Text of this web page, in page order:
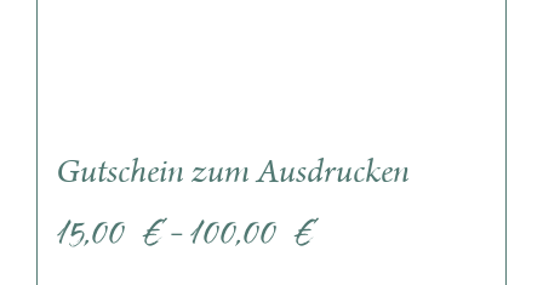
Gutschein zum Ausdrucken
15,00€ – 100,00€